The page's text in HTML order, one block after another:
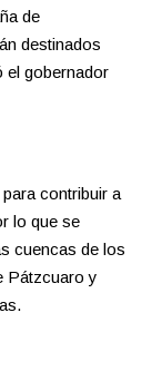
de
destinados
el gobernador
contribuir a
lo que se
cuencas de los
Pátzcuaro y